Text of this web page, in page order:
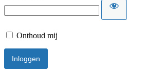
Onthoud mij